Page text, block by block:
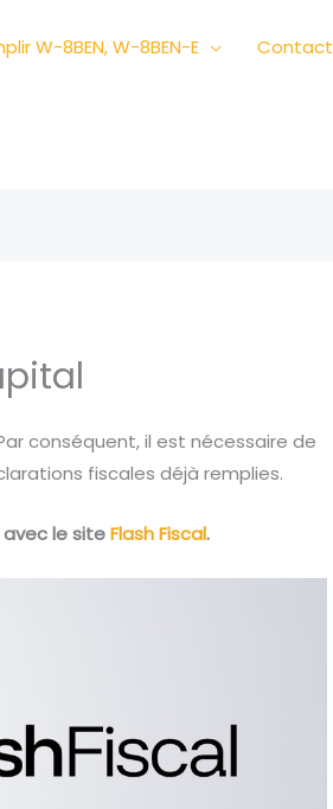
W-8BEN, W-8BEN-E Contact
conséquent, il est nécessaire de
fiscales déjà remplies.
avec le siteFlash Fiscal.